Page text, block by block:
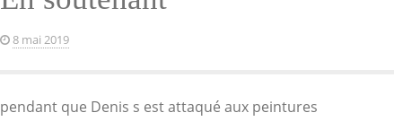
8 mai 2019
pendant que Denis s est attaqué aux peintures